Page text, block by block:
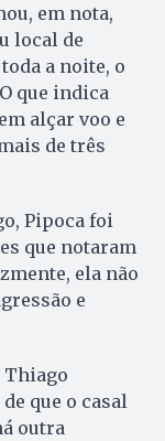
em nota,
local de
a noite, o
que indica
alçar voo e
de três
Pipoca foi
que notaram
ela não
e
Thiago
que o casal
outra